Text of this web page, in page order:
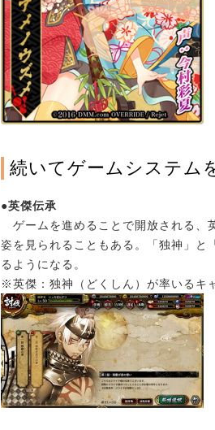
続いてゲームシステム
●英傑伝承
ゲームを進めることで開放される、
姿を見られることもある。「独神」と
るようになる。
※英傑：独神（どくしん）が率いるキ